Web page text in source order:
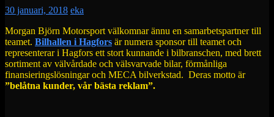
30 januari, 2018 eka
Morgan Björn Motorsport välkomnar ännu en samarbetspartner till
teamet. Bilhallen i Hagfors är numera sponsor till teamet och
representerar i Hagfors ett stort kunnande i bilbranschen, med brett
sortiment av välvårdade och välsvarvade bilar, förmånliga
finansieringslösningar och MECA bilverkstad. Deras motto är
”belåtna kunder, vår bästa reklam”.